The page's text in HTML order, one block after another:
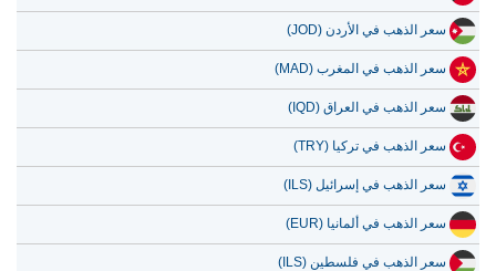
سعر الذهب في الأردن (JOD)
سعر الذهب في المغرب (MAD)
سعر الذهب في العراق (IQD)
سعر الذهب في تركيا (TRY)
سعر الذهب في إسرائيل (ILS)
سعر الذهب في ألمانيا (EUR)
سعر الذهب في فلسطين (ILS)